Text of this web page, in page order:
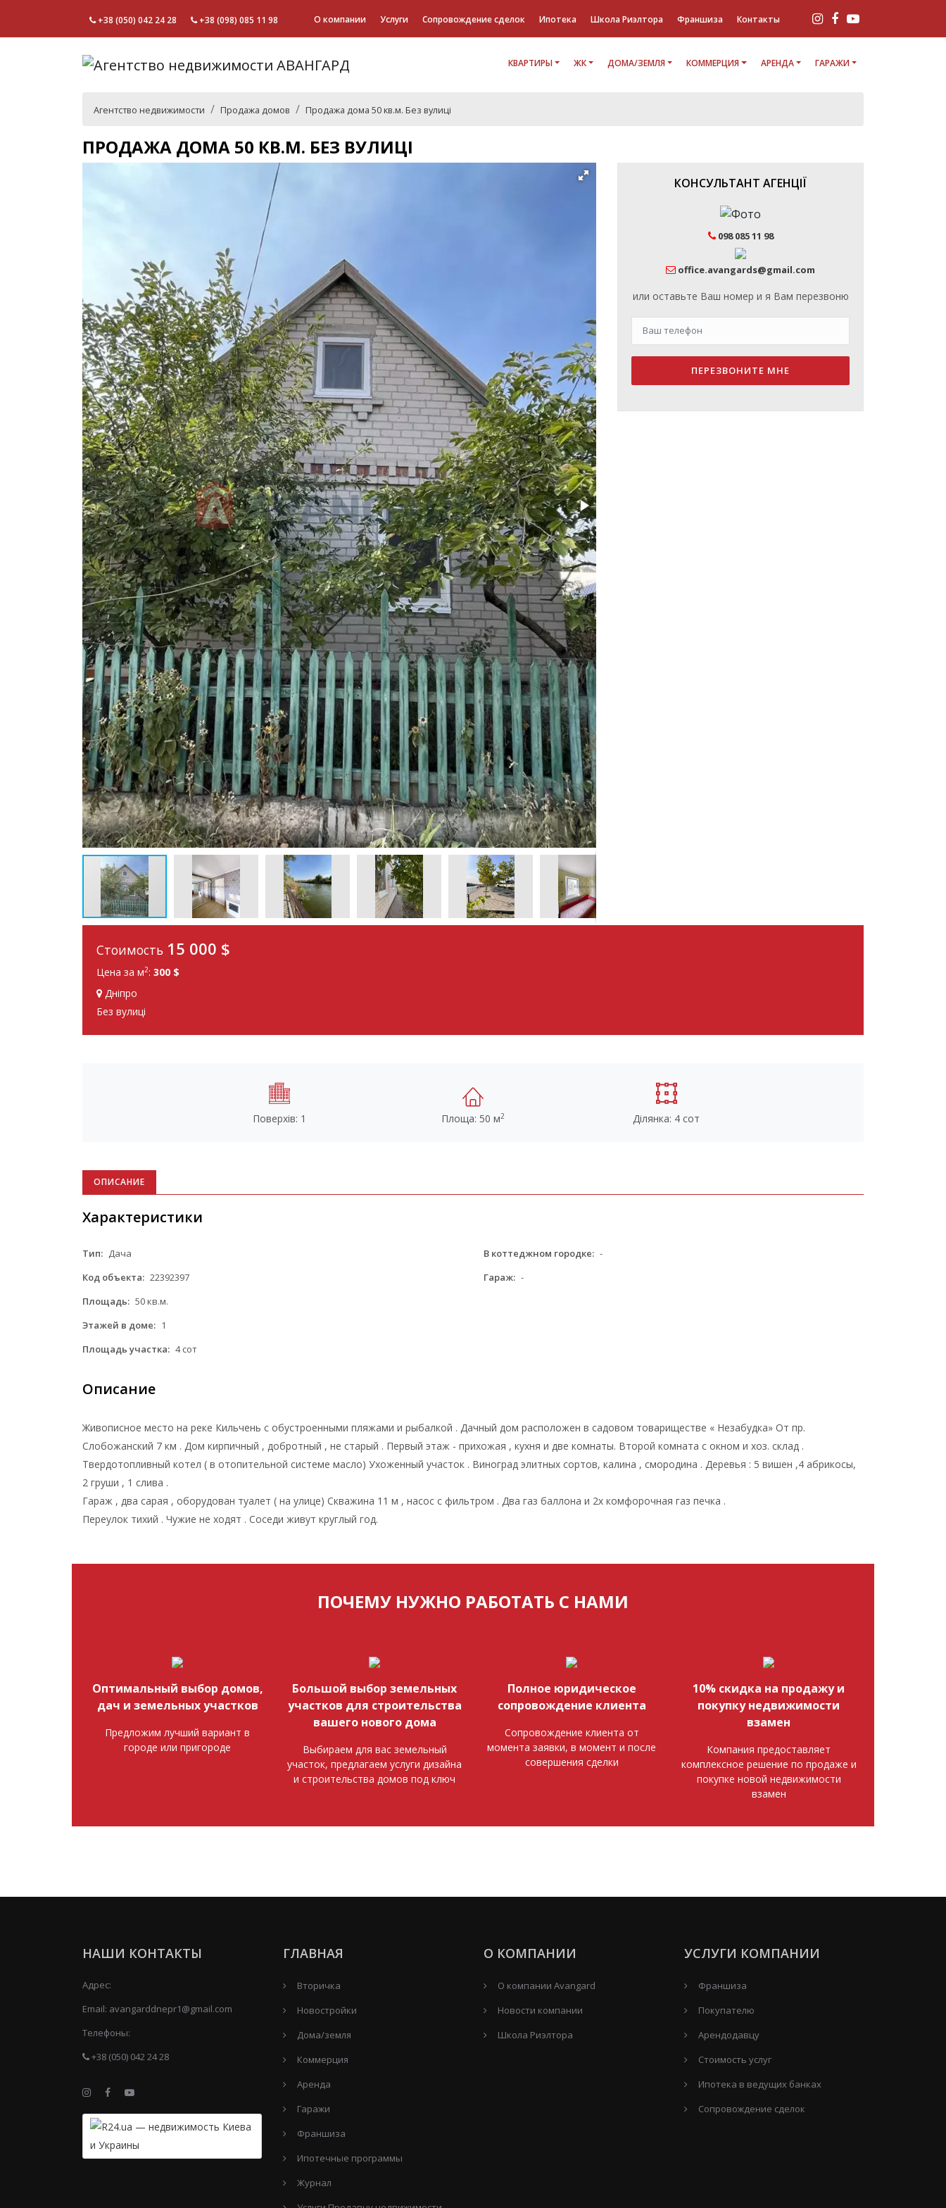
+38 (050) 042 24 28 +38 (098) 085 11 98 О компании Услуги Сопровождение сделок Ипотека Школа Риэлтора Франшиза Контакты
КВАРТИРЫ ЖК ДОМА/ЗЕМЛЯ КОММЕРЦИЯ АРЕНДА ГАРАЖИ
Агентство недвижимости Продажа домов Продажа дома 50 кв.м. Без вулиці
ПРОДАЖА ДОМА 50 КВ.М. БЕЗ ВУЛИЦІ
КОНСУЛЬТАНТ АГЕНЦІЇ
098 085 11 98
office.avangards@gmail.com
или оставьте Ваш номер и я Вам перезвоню
ПЕРЕЗВОНИТЕ МНЕ
Стоимость 15 000 $
Цена за м2: 300 $
Дніпро
Без вулиці
Поверхів: 1 Площа: 50 м2 Ділянка: 4 сот
ОПИСАНИЕ
Характеристики
Тип: Дача
Код объекта: 22392397
Площадь: 50 кв.м.
Этажей в доме: 1
Площадь участка: 4 сот
В коттеджном городке: -
Гараж: -
Описание
Живописное место на реке Кильчень с обустроенными пляжами и рыбалкой . Дачный дом расположен в садовом товариществе « Незабудка» От пр.
Слобожанский 7 км . Дом кирпичный , добротный , не старый . Первый этаж - прихожая , кухня и две комнаты. Второй комната с окном и хоз. склад .
Твердотопливный котел ( в отопительной системе масло) Ухоженный участок . Виноград элитных сортов, калина , смородина . Деревья : 5 вишен ,4 абрикосы,
2 груши , 1 слива .
Гараж , два сарая , оборудован туалет ( на улице) Скважина 11 м , насос с фильтром . Два газ баллона и 2х комфорочная газ печка .
Переулок тихий . Чужие не ходят . Соседи живут круглый год.
ПОЧЕМУ НУЖНО РАБОТАТЬ С НАМИ
Оптимальный выбор домов,
дач и земельных участков
Предложим лучший вариант в
городе или пригороде
Большой выбор земельных
участков для строительства
вашего нового дома
Выбираем для вас земельный
участок, предлагаем услуги дизайна
и строительства домов под ключ
Полное юридическое
сопровождение клиента
Сопровождение клиента от
момента заявки, в момент и после
совершения сделки
10% скидка на продажу и
покупку недвижимости
взамен
Компания предоставляет
комплексное решение по продаже и
покупке новой недвижимости
взамен
НАШИ КОНТАКТЫ
Адрес:
Email: avangarddnepr1@gmail.com
Телефоны:
+38 (050) 042 24 28
ГЛАВНАЯ
Вторичка
Новостройки
Дома/земля
Коммерция
Аренда
Гаражи
Франшиза
Ипотечные программы
Журнал
О КОМПАНИИ
О компании Avangard
Новости компании
Школа Риэлтора
УСЛУГИ КОМПАНИИ
Франшиза
Покупателю
Арендодавцу
Стоимость услуг
Ипотека в ведущих банках
Сопровождение сделок